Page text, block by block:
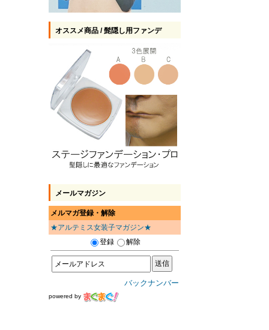
オススメ商品 / 髭隠し用ファンデ
メールマガジン
メルマガ登録・解除
★アルテミス女装子マガジン★
登録
解除
バックナンバー
powered by